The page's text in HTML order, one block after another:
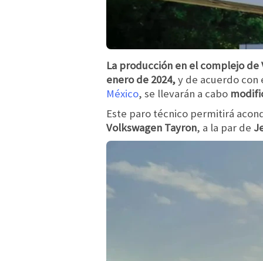
La producción en el complejo
enero de 2024,y de acuerdo con
México, se llevarán a cabo
Este paro técnico permitirá
Volkswagen Tayron, a la par de